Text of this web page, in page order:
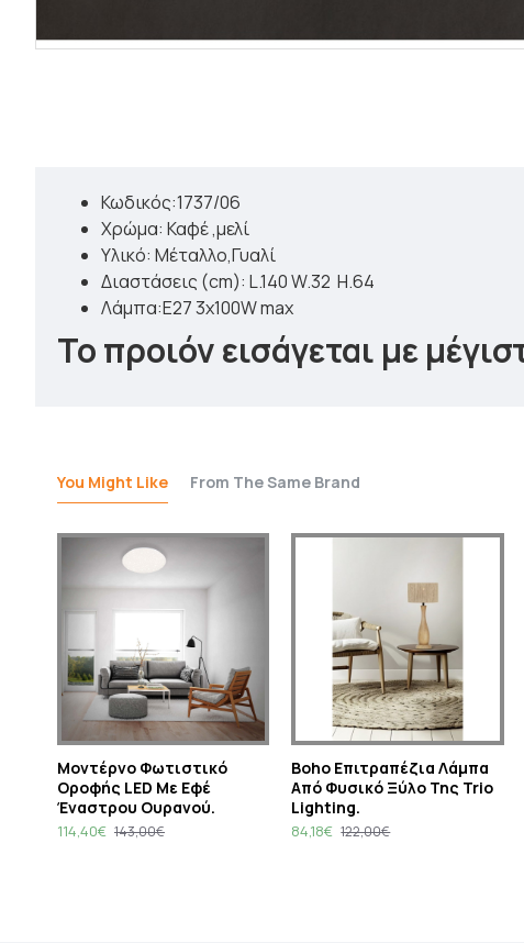
Κωδικός:1737/06
Χρώμα: Καφέ ,μελί
Υλικό: Μέταλλο,Γυαλί
Διαστάσεις (cm): L.140 W.32 H.64
Λάμπα:Ε27 3x100W max
Το προιόν εισάγεται με
You Might Like From The Same Brand
Μοντέρνο Φωτιστικό
Οροφής LED Με Εφέ
Έναστρου Ουρανού.
114,40€ 143,00€
Boho Επιτραπέζια Λάμπα
Από Φυσικό Ξύλο Της Trio
Lighting.
84,18€ 122,00€